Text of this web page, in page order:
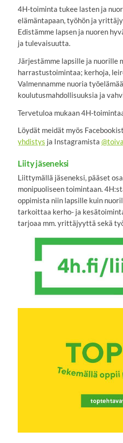
4H-toiminta tukee lasten ja
elämäntapaan, työhön ja
Edistämme lapsen ja nuoren
ja tulevaisuutta.
Järjestämme lapsille ja nuorille
harrastustoimintaa; kerhoja,
Valmennamme nuoria
koulutusmahdollisuuksia ja
Tervetuloa mukaan 4H-
Löydät meidät myös
yhdistys ja Instagramista
Liity jäseneksi
Liittymällä jäseneksi, pääset
monipuoliseen toimintaan.
oppimista niin lapsille kuin
tarkoittaa kerho- ja
tarjoaa mm. yrittäjyyttä sekä